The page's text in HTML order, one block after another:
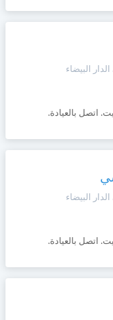
البيضاء
اتصل بالعيادة.
البيضاء
اتصل بالعيادة.